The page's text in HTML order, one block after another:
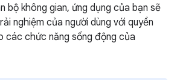
bộ không gian, ứng dụng của bạn sẽ
nghiệm của người dùng với quyền
các chức năng sống động của